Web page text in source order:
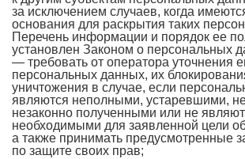
за исключением случаев, когда
основания для раскрытия таких
Перечень информации и порядок ее
установлен Законом о персональных
— требовать от оператора уточнения
персональных данных, их
уничтожения в случае, если
являются неполными, устаревшими,
незаконно полученными или не
необходимыми для заявленной цели
а также принимать предусмотренные
по защите своих прав;